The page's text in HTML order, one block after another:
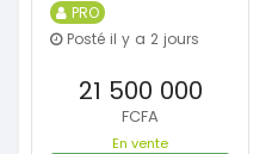
PRO
Posté il y a 2 jours
21 500 000
FCFA
En vente